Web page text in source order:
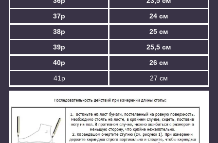
37р
24 см
38р
25 см
39р
25,5 см
40р
26 см
41р
27 см